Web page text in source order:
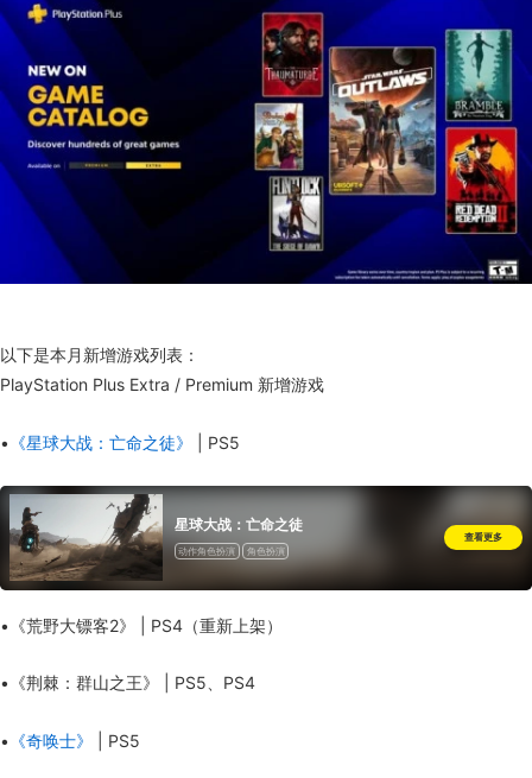
以下是本月新增游戏列表：
PlayStation Plus Extra / Premium 新增游戏
• 《星球大战：亡命之徒》 | PS5
星球大战：亡命之徒
动作角色扮演 角色扮演
查看更多
•《荒野大镖客2》 | PS4（重新上架）
•《荆棘：群山之王》 | PS5、PS4
• 《奇唤士》 | PS5